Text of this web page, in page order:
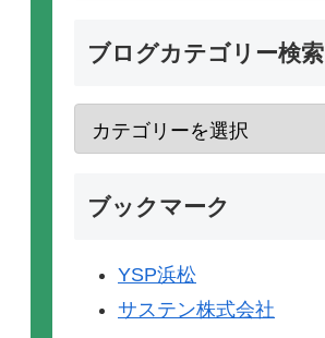
ブログカテゴリー検索
ブックマーク
YSP浜松
サステン株式会社